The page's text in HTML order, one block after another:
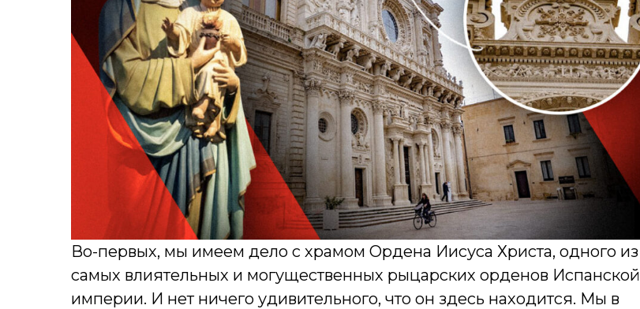
Во-первых, мы имеем дело с храмом Ордена Иисуса Христа, одного из
самых влиятельных и могущественных рыцарских орденов Испанской
империи. И нет ничего удивительного, что он здесь находится. Мы в